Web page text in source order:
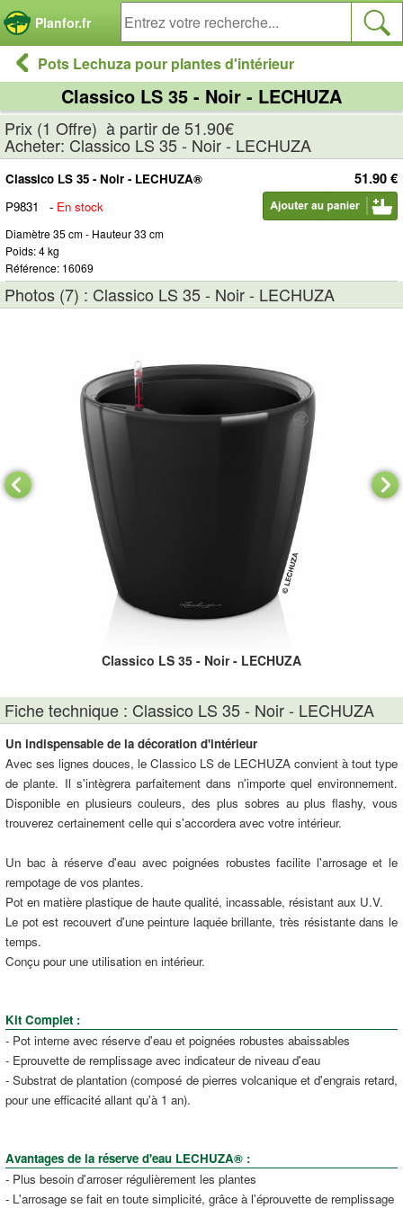
Planfor.fr
Pots Lechuza pour plantes d'intérieur
Classico LS 35 - Noir - LECHUZA
Prix (1 Offre) à partir de 51.90€
Acheter: Classico LS 35 - Noir - LECHUZA
51.90 €
Classico LS 35 - Noir - LECHUZA®
P9831
- En stock
Diamètre 35 cm - Hauteur 33 cm
Poids: 4 kg
Référence: 16069
Photos (7) : Classico LS 35 - Noir - LECHUZA
Classico LS 35 - Noir - LECHUZA
Fiche technique : Classico LS 35 - Noir - LECHUZA
Un indispensable de la décoration d'intérieur
Avec ses lignes douces, le Classico LS de LECHUZA convient à tout type
de plante. Il s'intègrera parfaitement dans n'importe quel environnement.
Disponible en plusieurs couleurs, des plus sobres au plus flashy, vous
trouverez certainement celle qui s'accordera avec votre intérieur.
Un bac à réserve d'eau avec poignées robustes facilite l'arrosage et le
rempotage de vos plantes.
Pot en matière plastique de haute qualité, incassable, résistant aux U.V.
Le pot est recouvert d'une peinture laquée brillante, très résistante dans le
temps.
Conçu pour une utilisation en intérieur.
Kit Complet :
- Pot interne avec réserve d'eau et poignées robustes abaissables
- Eprouvette de remplissage avec indicateur de niveau d'eau
- Substrat de plantation (composé de pierres volcanique et d'engrais retard,
pour une efficacité allant qu'à 1 an).
Avantages de la réserve d'eau LECHUZA® :
- Plus besoin d'arroser régulièrement les plantes
- L'arrosage se fait en toute simplicité, grâce à l'éprouvette de remplissage
Panneau de gestion des cookies